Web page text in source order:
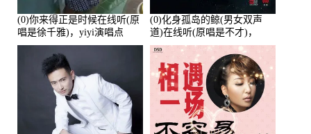
(0)你来得正是时候在线听(原
唱是徐千雅)，yiyi演唱点
播:21991次
(0)化身孤岛的鲸(男女双声
道)在线听(原唱是不才)，
HGBai演唱点播:19428次